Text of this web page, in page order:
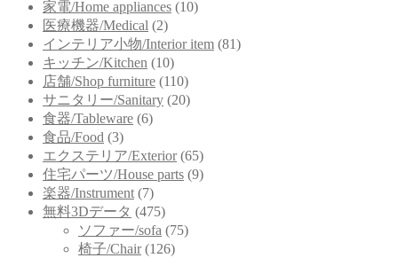
家電/Home appliances (10)
医療機器/Medical (2)
インテリア小物/Interior item (81)
キッチン/Kitchen (10)
店舗/Shop furniture (110)
サニタリー/Sanitary (20)
食器/Tableware (6)
食品/Food (3)
エクステリア/Exterior (65)
住宅パーツ/House parts (9)
楽器/Instrument (7)
無料3Dデータ (475)
ソファー/sofa (75)
椅子/Chair (126)